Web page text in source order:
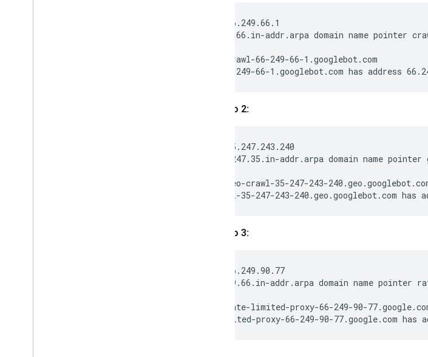
host 66.249.66.1
1.66.249.66.in-addr.arpa domain name pointer
host crawl-66-249-66-1.googlebot.com
crawl-66-249-66-1.googlebot.com has address
Ejemplo 2:
host 35.247.243.240
240.243.247.35.in-addr.arpa domain name
host geo-crawl-35-247-243-
geo-crawl-35-247-243-240.geo.googlebot.com has
Ejemplo 3:
host 66.249.90.77
77.90.249.66.in-addr.arpa domain name pointer
host rate-limited-proxy-66-249-90-
rate-limited-proxy-66-249-90-77.google.com has